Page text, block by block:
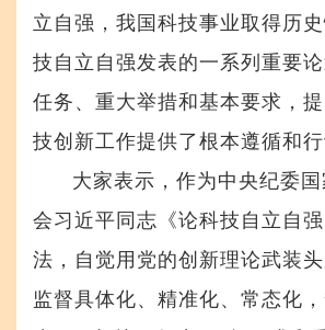
立自强，我国科技事业取得历
技自立自强发表的一系列重要
任务、重大举措和基本要求，
技创新工作提供了根本遵循和行
大家表示，作为中央纪委
会习近平同志《论科技自立自
法，自觉用党的创新理论武装
监督具体化、精准化、常态化